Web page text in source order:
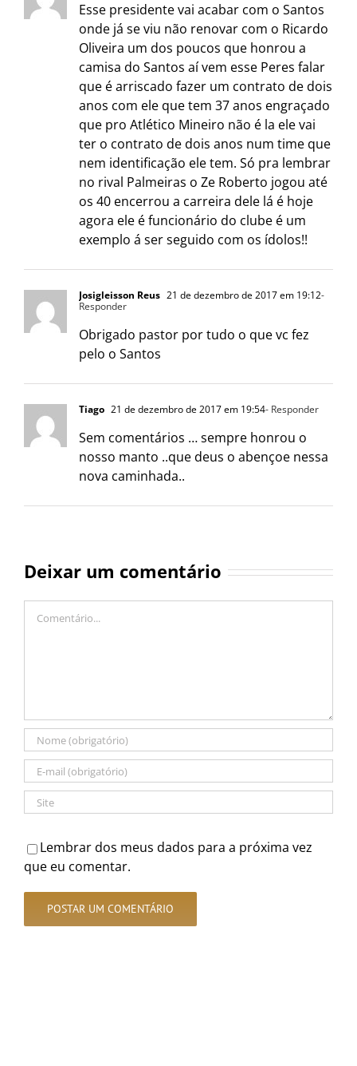
Esse presidente vai acabar com o Santos
onde já se viu não renovar com o Ricardo
Oliveira um dos poucos que honrou a
camisa do Santos aí vem esse Peres falar
que é arriscado fazer um contrato de dois
anos com ele que tem 37 anos engraçado
que pro Atlético Mineiro não é la ele vai
ter o contrato de dois anos num time que
nem identificação ele tem. Só pra lembrar
no rival Palmeiras o Ze Roberto jogou até
os 40 encerrou a carreira dele lá é hoje
agora ele é funcionário do clube é um
exemplo á ser seguido com os ídolos!!
Josigleisson Reus 21 de dezembro de 2017 em 19:12-
Responder
Obrigado pastor por tudo o que vc fez
pelo o Santos
Tiago 21 de dezembro de 2017 em 19:54- Responder
Sem comentários … sempre honrou o
nosso manto ..que deus o abençoe nessa
nova caminhada..
Deixar um comentário
Comentário
Lembrar dos meus dados para a próxima vez
que eu comentar.